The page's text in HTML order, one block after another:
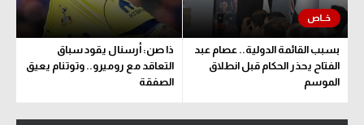
بسبب القائمة الدولية.. عصام عبد
الفتاح يحذر الحكام قبل انطلاق
الموسم
ذا صن: أرسنال يقود سباق
التعاقد مع روميرو.. وتوتنام يعيق
الصفقة